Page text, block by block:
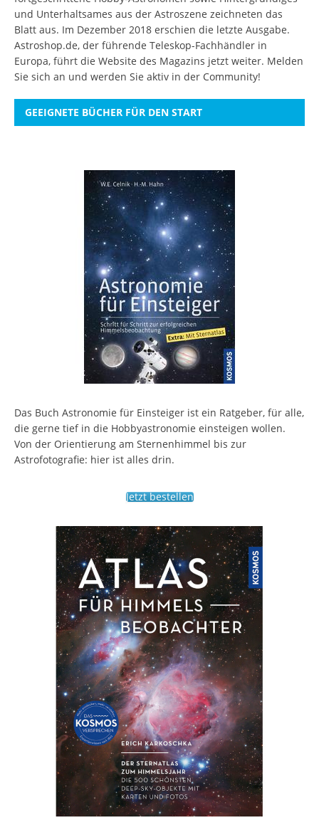
und Unterhaltsames aus der Astroszene zeichneten das
Blatt aus. Im Dezember 2018 erschien die letzte Ausgabe.
Astroshop.de, der führende Teleskop-Fachhändler in
Europa, führt die Website des Magazins jetzt weiter. Melden
Sie sich an und werden Sie aktiv in der Community!
GEEIGNETE BÜCHER FÜR DEN START
Das Buch Astronomie für Einsteiger ist ein Ratgeber, für alle,
die gerne tief in die Hobbyastronomie einsteigen wollen.
Von der Orientierung am Sternenhimmel bis zur
Astrofotografie: hier ist alles drin.
Jetzt bestellen